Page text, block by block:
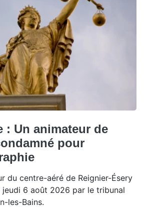
: Un animateur de
pour
du centre-aéré de Reignier-Ésery
jeudi 6 août 2026 par le tribunal
les-Bains.